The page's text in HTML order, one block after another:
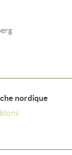
nordique